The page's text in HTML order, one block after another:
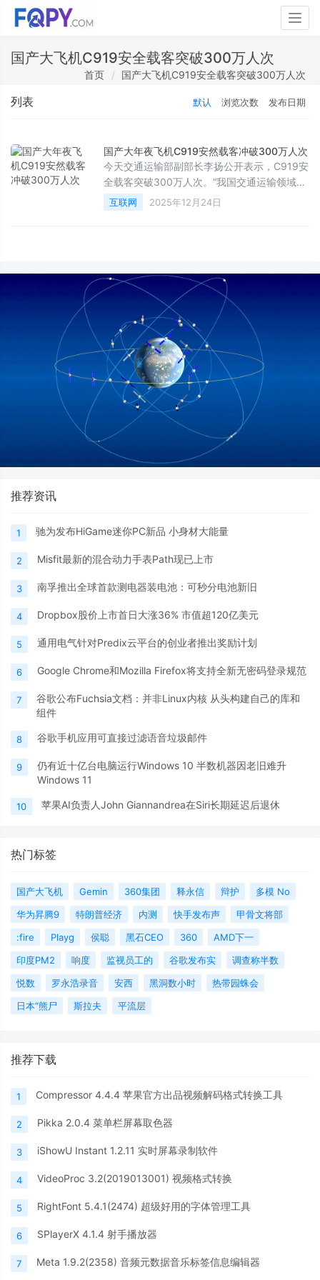
国产大飞机C919安全载客突破300万人次
首页 国产大飞机C919安全载客突破300万人次
列表 默认 浏览次数 发布日期
国产大年夜飞机C919安然载客冲破300万人次
今天交通运输部副部长李扬公开表示，C919安
全载客突破300万人次。“我国交通运输领域新
质生产力加快发展，完成约1700公里高速公
路、2200余处公路水路附属设施数字化改造，
互联网 2025年12月24日
推荐资讯
1 驰为发布HiGame迷你PC新品 小身材大能量
2 Misfit最新的混合动力手表Path现已上市
3 南孚推出全球首款测电器装电池：可秒分电池新旧
4 Dropbox股价上市首日大涨36% 市值超120亿美元
5 通用电气针对Predix云平台的创业者推出奖励计划
6 Google Chrome和Mozilla Firefox将支持全新无密码登录规范
7
谷歌公布Fuchsia文档：并非Linux内核 从头构建自己的库和
组件
8 谷歌手机应用可直接过滤语音垃圾邮件
9
仍有近十亿台电脑运行Windows 10 半数机器因老旧难升
Windows 11
10 苹果AI负责人John Giannandrea在Siri长期延迟后退休
热门标签
国产大飞机 Gemin 360集团 释永信 辩护
多模 No
华为昇腾9
特朗普经济 内测 快手发布声
甲骨文将部
:fire
Playg 侯聪 黑石CEO 360
AMD下一
印度PM2
响度 监视员工的 谷歌发布实
调查称半数
悦数
罗永浩录音 安西 黑洞数小时
热带园蛛会
日本“熊尸
斯拉夫 平流层
推荐下载
1 Compressor 4.4.4 苹果官方出品视频解码格式转换工具
2 Pikka 2.0.4 菜单栏屏幕取色器
3 iShowU Instant 1.2.11 实时屏幕录制软件
4 VideoProc 3.2(2019013001) 视频格式转换
5 RightFont 5.4.1(2474) 超级好用的字体管理工具
6 SPlayerX 4.1.4 射手播放器
7 Meta 1.9.2(2358) 音频元数据音乐标签信息编辑器